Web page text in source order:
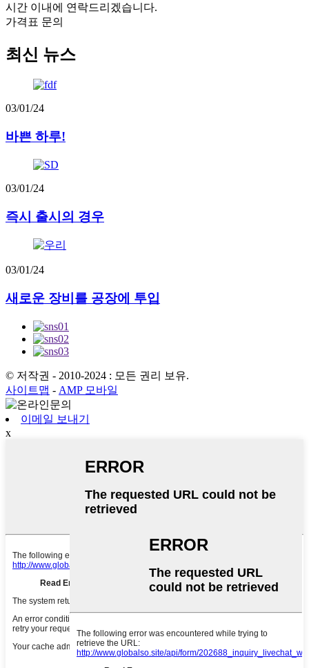
시간 이내에 연락드리겠습니다.
가격표 문의
최신 뉴스
03/01/24
바쁜 하루!
03/01/24
즉시 출시의 경우
03/01/24
새로운 장비를 공장에 투입
© 저작권 - 2010-2024 : 모든 권리 보유.
사이트맵 - AMP 모바일
이메일 보내기
x